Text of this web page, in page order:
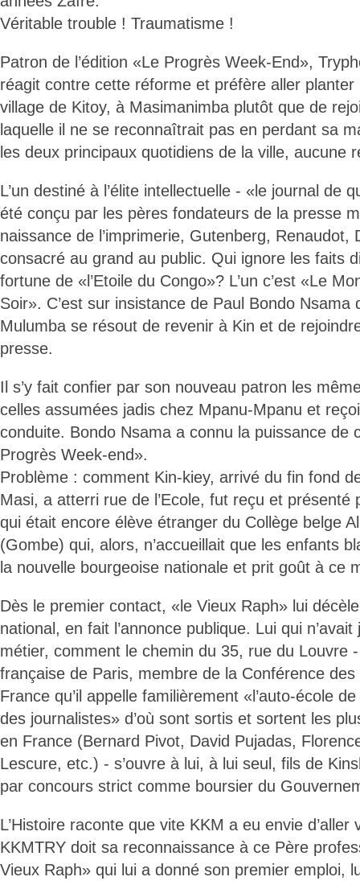
Véritable trouble ! Traumatisme !
Patron de l’édition «Le Progrès Week-End»,
réagit contre cette réforme et préfère aller planter
village de Kitoy, à Masimanimba plutôt que de
laquelle il ne se reconnaîtrait pas en perdant sa
les deux principaux quotidiens de la ville, aucune
L’un destiné à l’élite intellectuelle - «le journal de
été conçu par les pères fondateurs de la presse
naissance de l’imprimerie, Gutenberg, Renaudot,
consacré au grand au public. Qui ignore les faits
fortune de «l’Etoile du Congo»? L’un c’est «Le
Soir». C’est sur insistance de Paul Bondo Nsama
Mulumba se résout de revenir à Kin et de
presse.
Il s’y fait confier par son nouveau patron les
celles assumées jadis chez Mpanu-Mpanu et
conduite. Bondo Nsama a connu la puissance de
Progrès Week-end».
Problème : comment Kin-kiey, arrivé du fin fond
Masi, a atterri rue de l’Ecole, fut reçu et présenté
qui était encore élève étranger du Collège belge
(Gombe) qui, alors, n’accueillait que les enfants
la nouvelle bourgeoise nationale et prit goût à ce
Dès le premier contact, «le Vieux Raph» lui
national, en fait l’annonce publique. Lui qui
métier, comment le chemin du 35, rue du Louvre
française de Paris, membre de la Conférence
France qu’il appelle familièrement «l’auto-école
des journalistes» d’où sont sortis et sortent les
en France (Bernard Pivot, David Pujadas,
Lescure, etc.) - s’ouvre à lui, à lui seul, fils de
par concours strict comme boursier du
L’Histoire raconte que vite KKM a eu envie d’aller
KKMTRY doit sa reconnaissance à ce Père
Vieux Raph» qui lui a donné son premier emploi,